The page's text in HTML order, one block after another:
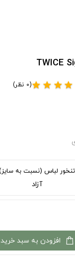
star
star
star
star(0 نظر)
تنخور لباس (نسبت به
آزاد
افزودن به سبد خرید